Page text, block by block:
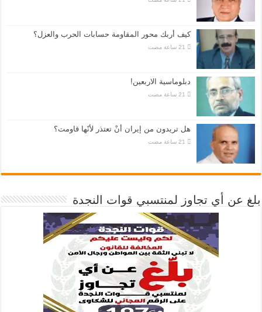
كيف أربك محور المقاومة حسابات الحرب والعزل؟
دبلوماسية الاربعين!
هل تريدون من إيران أنْ تعتذر لأنّها قاومت؟
بلغ عن أي تجاوز لمنتسبي قوات النجدة